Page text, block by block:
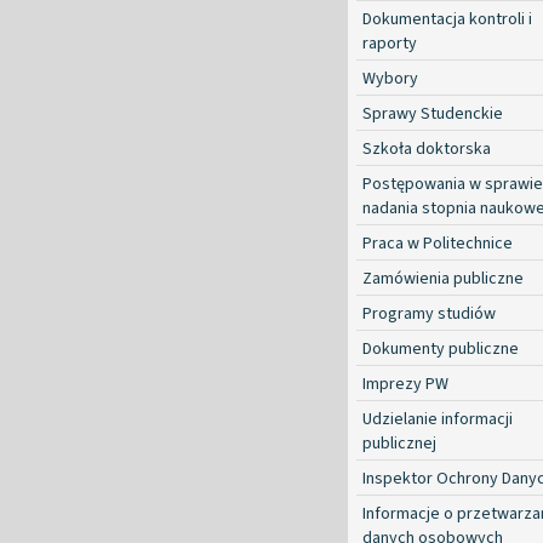
Dokumentacja kontroli i
raporty
Wybory
Sprawy Studenckie
Szkoła doktorska
Postępowania w sprawie
nadania stopnia
Praca w Politechnice
Zamówienia publiczne
Programy studiów
Dokumenty publiczne
Imprezy PW
Udzielanie informacji
publicznej
Inspektor Ochrony
Informacje o
danych osobowych